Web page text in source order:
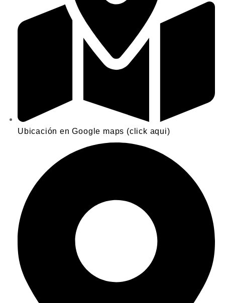
Ubicación en Google maps (click aqui)